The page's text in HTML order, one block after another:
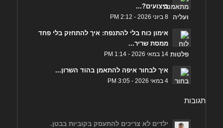
ביצועים?...
8 ביוני 2026 - 2:12 PM
אימון כוח בלי להתנפח: איך להתחזק בלי פחד
ממסת שריר...
14 במאי 2026 - 1:14 PM
איך לבחור איפה להתאמן בהוד השרון...
4 במאי 2026 - 3:05 PM
תגובות
ילדים לא צריכים להתעסק בקוביות בבטן.